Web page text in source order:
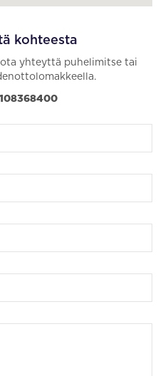
kohteesta
yhteyttä puhelimitse tai